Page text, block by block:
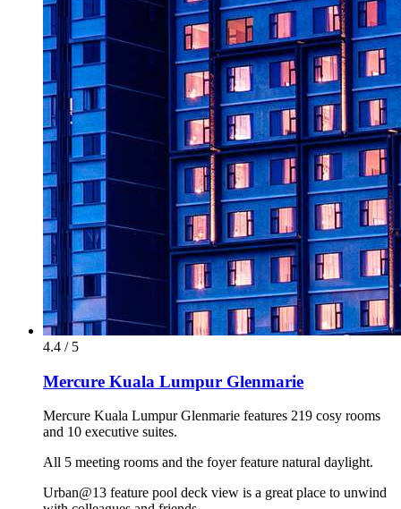
4.4 / 5
Mercure Kuala Lumpur Glenmarie
Mercure Kuala Lumpur Glenmarie features 219 cosy rooms
and 10 executive suites.
All 5 meeting rooms and the foyer feature natural daylight.
Urban@13 feature pool deck view is a great place to unwind